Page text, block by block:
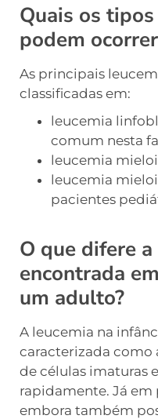
Quais os
podem
As principais
classificadas em:
leucemia
comum nesta
leucemia
leucemia
pacientes
O que difere a
encontrada
um adulto?
A leucemia na
caracterizada como
de células imaturas
rapidamente. Já em
embora também